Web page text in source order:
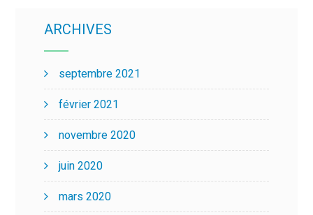
ARCHIVES
septembre 2021
février 2021
novembre 2020
juin 2020
mars 2020